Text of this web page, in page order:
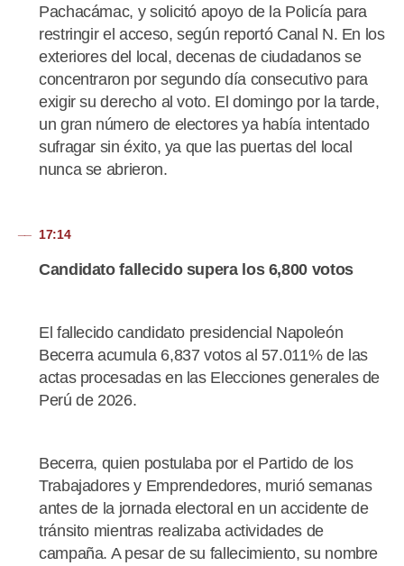
Pachacámac, y solicitó apoyo de la Policía para
restringir el acceso, según reportó Canal N. En los
exteriores del local, decenas de ciudadanos se
concentraron por segundo día consecutivo para
exigir su derecho al voto. El domingo por la tarde,
un gran número de electores ya había intentado
sufragar sin éxito, ya que las puertas del local
nunca se abrieron.
17:14
Candidato fallecido supera los 6,800 votos
El fallecido candidato presidencial Napoleón
Becerra acumula 6,837 votos al 57.011% de las
actas procesadas en las Elecciones generales de
Perú de 2026.
Becerra, quien postulaba por el Partido de los
Trabajadores y Emprendedores, murió semanas
antes de la jornada electoral en un accidente de
tránsito mientras realizaba actividades de
campaña. A pesar de su fallecimiento, su nombre